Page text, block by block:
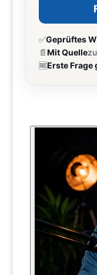
✅Geprüftes
📄Mit Quelle
🆓Erste Frage